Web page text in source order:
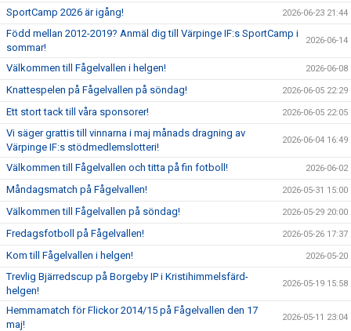
SportCamp 2026 är igång! 2026-06-23 21:44
Född mellan 2012-2019? Anmäl dig till Värpinge IF:s SportCamp i
sommar!
2026-06-14
Välkommen till Fågelvallen i helgen! 2026-06-08
Knattespelen på Fågelvallen på söndag! 2026-06-05 22:29
Ett stort tack till våra sponsorer! 2026-06-05 22:05
Vi säger grattis till vinnarna i maj månads dragning av
Värpinge IF:s stödmedlemslotteri!
2026-06-04 16:49
Välkommen till Fågelvallen och titta på fin fotboll! 2026-06-02
Måndagsmatch på Fågelvallen! 2026-05-31 15:00
Välkommen till Fågelvallen på söndag! 2026-05-29 20:00
Fredagsfotboll på Fågelvallen! 2026-05-26 17:37
Kom till Fågelvallen i helgen! 2026-05-20
Trevlig Bjärredscup på Borgeby IP i Kristihimmelsfärd-
helgen!
2026-05-19 15:58
Hemmamatch för Flickor 2014/15 på Fågelvallen den 17
maj!
2026-05-11 23:04